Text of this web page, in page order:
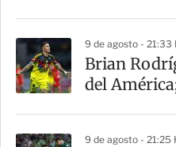
9 de agosto - 21:33
Brian
del
9 de agosto - 21:25